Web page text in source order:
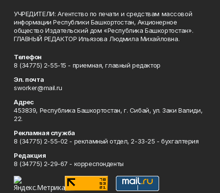
УЧРЕДИТЕЛИ: Агентство по печати и средствам массовой
информации Республики Башкортостан, Акционерное
общество Издательский дом «Республика Башкортостан».
ГЛАВНЫЙ РЕДАКТОР Ильязова Людмила Михайловна.
Телефон
8 (34775) 2-55-15 - приемная, главный редактор
Эл. почта
sworker@mail.ru
Адрес
453839, Республика Башкортостан, г. Сибай, ул. Заки Валиди,
22.
Рекламная служба
8 (34775) 2-55-02 - рекламный отдел, 2-33-25 - бухгалтерия
Редакция
8 (34775) 2-29-67 - корреспонденты